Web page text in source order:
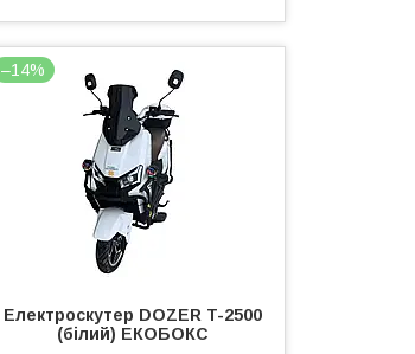
–14%
Електроcкутер DOZER T-2500
(білий) ЕКОБОКС